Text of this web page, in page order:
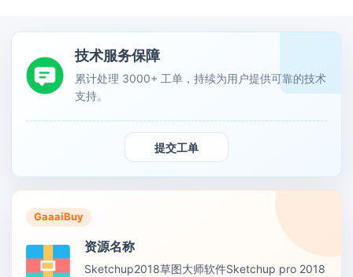
技术服务保障
累计处理 3000+ 工单，持续为用户提供可靠的技术
支持。
提交工单
GaaaiBuy
资源名称
Sketchup2018草图大师软件Sketchup pro 2018